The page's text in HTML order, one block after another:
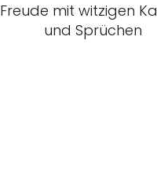
Freude mit witzigen
und Sprüchen